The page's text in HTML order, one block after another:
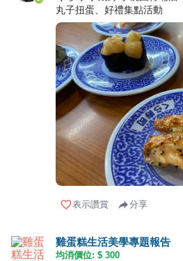
丸子扭蛋、好禮集點活動
表示讚賞 分享
雞蛋糕生活美學專題報告
均消價位: $ 300